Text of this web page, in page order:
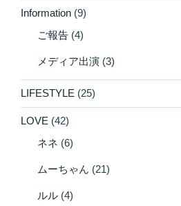
Information (9)
ご報告 (4)
メディア出演 (3)
LIFESTYLE (25)
LOVE (42)
ネネ (6)
ムーちゃん (21)
ルル (4)